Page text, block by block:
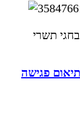
בחגי תשרי
פגישה